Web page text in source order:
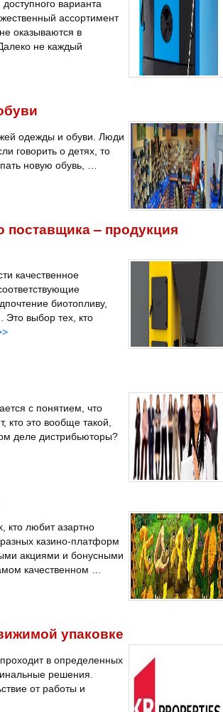
варианта
ассортимент
оказываются в
не каждый
одежды и обуви. Люди
говорить о детях, то
новую обувь, …
поставщика – продукция
качественное
биотопливу,
Это выбор тех, кто
с понятием, что
кто это вообще такой,
деле дистрибьюторы?
кто любит азартно
казино-платформ
акциями и бонусными
качественном …
упаковке
в определенных
решения.
от работы и